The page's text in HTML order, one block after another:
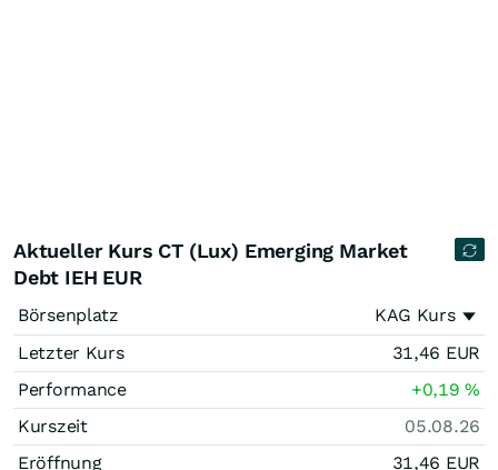
Aktueller Kurs CT (Lux) Emerging Market
Debt IEH EUR
Börsenplatz
KAG Kurs
Letzter Kurs
31,46 EUR
Performance
+0,19%
Kurszeit
05.08.26
Eröffnung
31,46 EUR